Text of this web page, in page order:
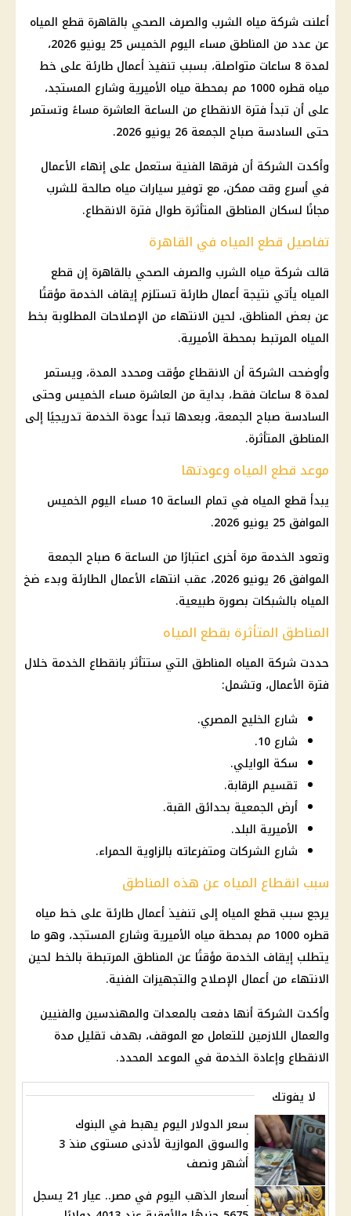
أعلنت شركة مياه الشرب والصرف الصحي بالقاهرة قطع المياه
عن عدد من المناطق مساء اليوم الخميس 25 يونيو 2026،
لمدة 8 ساعات متواصلة، بسبب تنفيذ أعمال طارئة على خط
مياه قطره 1000 مم بمحطة مياه
الأميرية وشارع المستجد،
على أن تبدأ فترة الانقطاع من الساعة العاشرة مساءً وتستمر
حتى السادسة صباح الجمعة 26 يونيو 2026.
وأكدت الشركة أن فرقها الفنية ستعمل على إنهاء الأعمال
في أسرع وقت ممكن، مع توفيرسيارات مياه صالحة للشرب
مجانًا لسكان المناطق المتأثرة طوال فترة الانقطاع.
تفاصيل قطع المياه في القاهرة
قالت شركة مياه الشرب والصرف الصحي بالقاهرة إن قطع
المياه يأتي نتيجة أعمال طارئة تستلزم إيقاف الخدمة مؤقتًا
عن بعض المناطق، لحين الانتهاء من الإصلاحات المطلوبة بخط
المياه المرتبط بمحطة الأميرية.
وأوضحت الشركة أن الانقطاع مؤقت ومحدد المدة، ويستمر
لمدة 8 ساعات فقط، بداية من العاشرة مساء الخميس وحتى
السادسة صباح الجمعة، وبعدها تبدأ عودة الخدمة تدريجيًا إلى
المناطق المتأثرة.
موعد قطع المياه وعودتها
يبدأ قطع المياه في تمام الساعة 10 مساء اليوم الخميس
الموافق 25 يونيو 2026.
وتعود الخدمة مرة أخرى اعتبارًا من الساعة 6 صباح الجمعة
الموافق 26 يونيو 2026، عقب انتهاء الأعمال الطارئة وبدء ضخ
المياه بالشبكات بصورة طبيعية.
المناطق المتأثرة بقطع المياه
حددت شركة المياه المناطق التي ستتأثر بانقطاع الخدمة خلال
فترة الأعمال، وتشمل:
شارع الخليج المصري.
شارع 10.
سكة الوايلي.
تقسيم الرقابة.
أرض الجمعية بحدائق القبة.
الأميرية البلد.
شارع الشركات ومتفرعاته بالزاوية الحمراء.
سبب انقطاع المياه عن هذه المناطق
يرجع سبب قطع المياه إلى تنفيذ أعمال طارئة على خط مياه
قطره 1000 مم بمحطة مياه الأميرية وشارع المستجد، وهو ما
يتطلب إيقاف الخدمة مؤقتًا عن المناطق المرتبطة بالخط لحين
الانتهاء من أعمال الإصلاح والتجهيزات الفنية.
وأكدت الشركة أنها دفعت بالمعدات والمهندسين والفنيين
والعمال اللازمين للتعامل مع الموقف، بهدف تقليل مدة
الانقطاع وإعادة الخدمة في الموعد المحدد.
لا يفوتك
سعر الدولار اليوم يهبط في البنوك
والسوق الموازية لأدنى مستوى منذ 3
أشهر ونصف
أسعار الذهب اليوم في مصر.. عيار 21 يسجل